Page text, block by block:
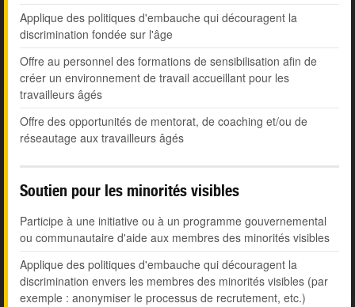
Applique des politiques d'embauche qui découragent la
discrimination fondée sur l'âge
Offre au personnel des formations de sensibilisation afin de
créer un environnement de travail accueillant pour les
travailleurs âgés
Offre des opportunités de mentorat, de coaching et/ou de
réseautage aux travailleurs âgés
Soutien pour les minorités visibles
Participe à une initiative ou à un programme gouvernemental
ou communautaire d'aide aux membres des minorités visibles
Applique des politiques d'embauche qui découragent la
discrimination envers les membres des minorités visibles (par
exemple : anonymiser le processus de recrutement, etc.)